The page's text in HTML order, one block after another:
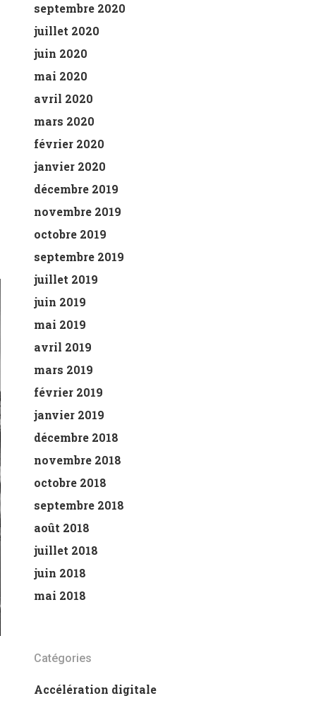
septembre 2020
juillet 2020
juin 2020
mai 2020
avril 2020
mars 2020
février 2020
janvier 2020
décembre 2019
novembre 2019
octobre 2019
septembre 2019
juillet 2019
juin 2019
mai 2019
avril 2019
mars 2019
février 2019
janvier 2019
décembre 2018
novembre 2018
octobre 2018
septembre 2018
août 2018
juillet 2018
juin 2018
mai 2018
Catégories
Accélération digitale